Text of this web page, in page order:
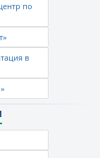
по
в